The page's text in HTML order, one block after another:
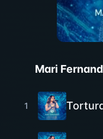
Mari
1